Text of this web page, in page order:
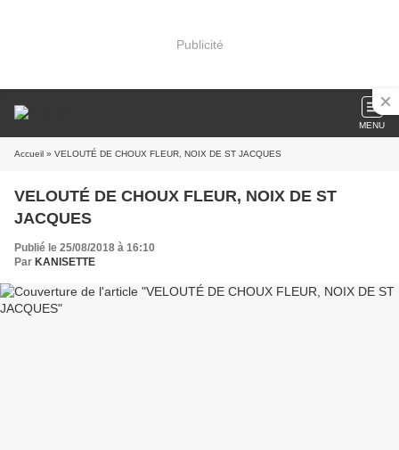
Publicité
MENU
Accueil » VELOUTÉ DE CHOUX FLEUR, NOIX DE ST JACQUES
VELOUTÉ DE CHOUX FLEUR, NOIX DE ST
JACQUES
Publié le 25/08/2018 à 16:10
Par KANISETTE